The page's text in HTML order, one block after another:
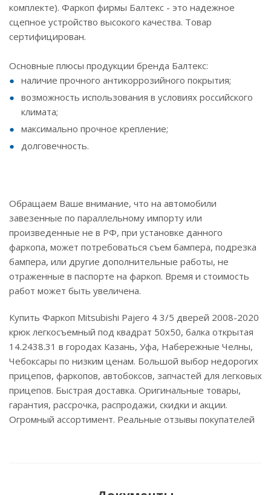
комплекте). Фаркоп фирмы Балтекс - это надежное
сцепное устройство высокого качества. Товар
сертифицирован.
Основные плюсы продукции бренда Балтекс:
наличие прочного антикоррозийного покрытия;
возможность использования в условиях российского
климата;
максимально прочное крепление;
долговечность.
Обращаем Ваше внимание, что на автомобили
завезенные по параллельному импорту или
произведенные не в РФ, при установке данного
фаркопа, может потребоваться съем бампера, подрезка
бампера, или другие дополнительные работы, не
отраженные в паспорте на фаркоп. Время и стоимость
работ может быть увеличена.
Купить Фаркоп Mitsubishi Pajero 4 3/5 дверей 2008-2020
крюк легкосъемный под квадрат 50х50, балка открытая
14.2438.31 в городах Казань, Уфа, Набережные Челны,
Чебоксары по низким ценам. Большой выбор недорогих
прицепов, фаркопов, автобоксов, запчастей для легковых
прицепов. Быстрая доставка. Оригинальные товары,
гарантия, рассрочка, распродажи, скидки и акции.
Огромный ассортимент. Реальные отзывы покупателей